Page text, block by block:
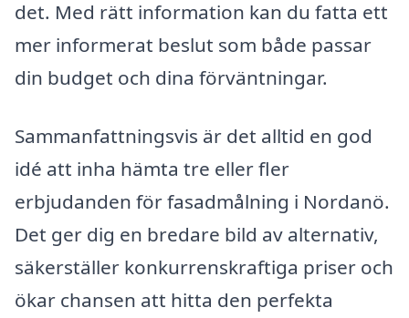
det. Med rätt information kan du fatta ett
mer informerat beslut som både passar
din budget och dina förväntningar.
Sammanfattningsvis är det alltid en god
idé att inha hämta tre eller fler
erbjudanden för fasadmålning i Nordanö.
Det ger dig en bredare bild av alternativ,
säkerställer konkurrenskraftiga priser och
ökar chansen att hitta den perfekta